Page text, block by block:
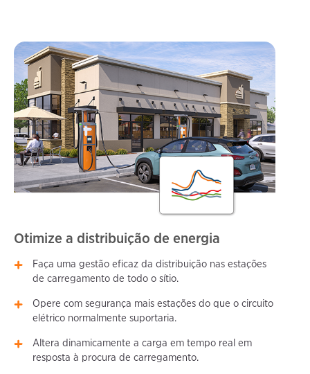
Otimize a distribuição de energia
Faça uma gestão eficaz da distribuição nas estações
de carregamento de todo o sítio.
Opere com segurança mais estações do que o circuito
elétrico normalmente suportaria.
Altera dinamicamente a carga em tempo real em
resposta à procura de carregamento.